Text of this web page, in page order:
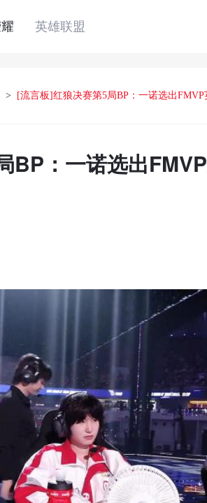
英雄联盟
> [流言板]红狼决赛第5局BP：一诺选出
BP：一诺选出